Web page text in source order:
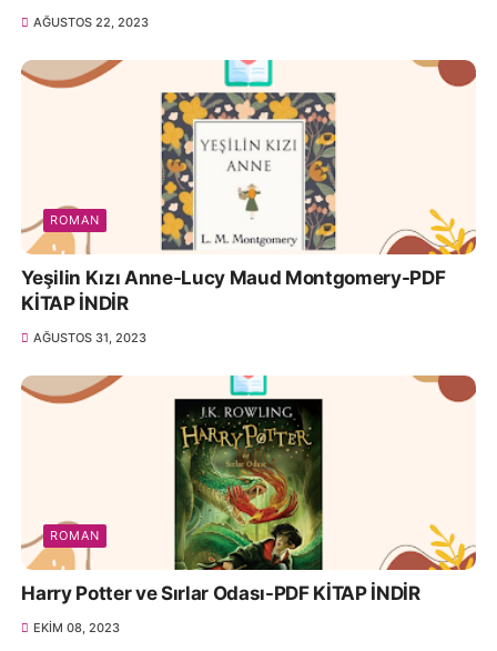
AĞUSTOS 22, 2023
ROMAN
Yeşilin Kızı Anne-Lucy Maud Montgomery-PDF
KİTAP İNDİR
AĞUSTOS 31, 2023
ROMAN
Harry Potter ve Sırlar Odası-PDF KİTAP İNDİR
EKIM 08, 2023